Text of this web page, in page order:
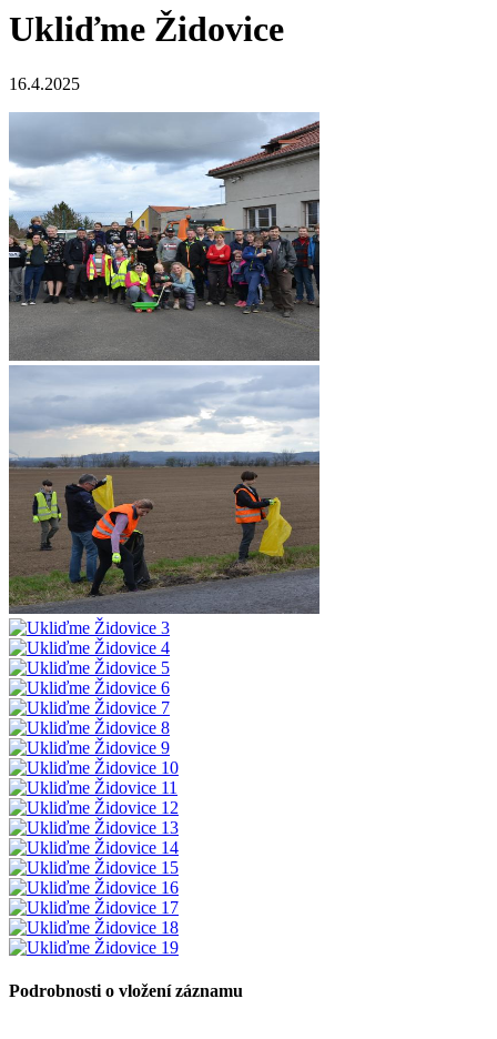
Ukliďme Židovice
16.4.2025
Podrobnosti o vložení záznamu